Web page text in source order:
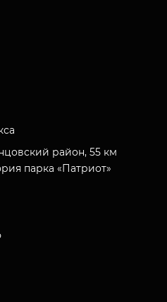
район, 55 км
парка «Патриот»